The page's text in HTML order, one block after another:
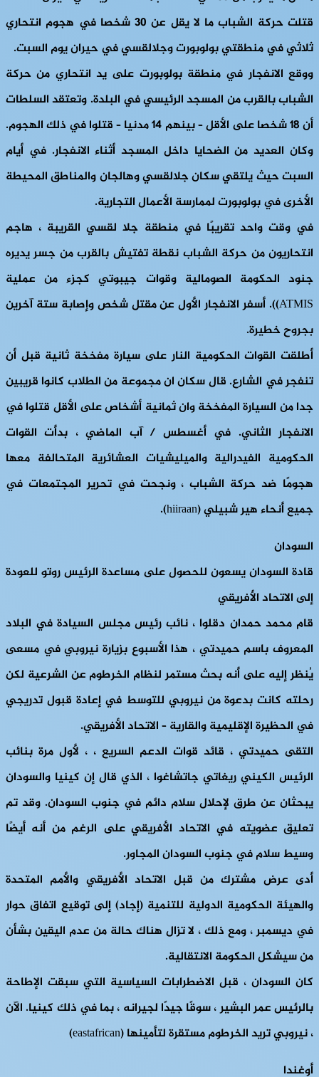
قتلت حركة الشباب ما لا يقل عن 30 شخصا في هجوم انتحاري
ثلاثي في منطقتي بولوبورت وجلالقسي في حيران يوم السبت.
ووقع الانفجار في منطقة بولوبورت على يد انتحاري من حركة
الشباب بالقرب من المسجد الرئيسي في البلدة. وتعتقد السلطات
أن 18 شخصا على الأقل – بينهم 14 مدنيا – قتلوا في ذلك الهجوم.
وكان العديد من الضحايا داخل المسجد أثناء الانفجار. في أيام
السبت حيث يلتقي سكان جلالقسي وهالجان والمناطق المحيطة
الأخرى في بولوبورت لممارسة الأعمال التجارية.
في وقت واحد تقريبًا في منطقة جلا لقسي القريبة ، هاجم
انتحاريون من حركة الشباب نقطة تفتيش بالقرب من جسر يديره
جنود الحكومة الصومالية وقوات جيبوتي كجزء من عملية
ATMIS)). أسفر الانفجار الأول عن مقتل شخص وإصابة ستة آخرين
بجروح خطيرة.
أطلقت القوات الحكومية النار على سيارة مفخخة ثانية قبل أن
تنفجر في الشارع. قال سكان ان مجموعة من الطلاب كانوا قريبين
جدا من السيارة المفخخة وان ثمانية أشخاص على الأقل قتلوا في
الانفجار الثاني. في أغسطس / آب الماضي ، بدأت القوات
الحكومية الفيدرالية والميليشيات العشائرية المتحالفة معها
هجومًا ضد حركة الشباب ، ونجحت في تحرير المجتمعات في
جميع أنحاء هير شبيلي (hiiraan).
السودان
قادة السودان يسعون للحصول على مساعدة الرئيس روتو للعودة
إلى الاتحاد الأفريقي
قام محمد حمدان دقلوا ، نائب رئيس مجلس السيادة في البلاد
المعروف باسم حميدتي ، هذا الأسبوع بزيارة نيروبي في مسعى
يُنظر إليه على أنه بحث مستمر لنظام الخرطوم عن الشرعية لكن
رحلته كانت بدعوة من نيروبي للتوسط في إعادة قبول تدريجي
في الحظيرة الإقليمية والقارية – الاتحاد الأفريقي.
التقى حميدتي ، قائد قوات الدعم السريع ، ، لأول مرة بنائب
الرئيس الكيني ريغاتي جاتشاغوا ، الذي قال إن كينيا والسودان
يبحثان عن طرق لإحلال سلام دائم في جنوب السودان. وقد تم
تعليق عضويته في الاتحاد الأفريقي على الرغم من أنه أيضًا
وسيط سلام في جنوب السودان المجاور.
أدى عرض مشترك من قبل الاتحاد الأفريقي والأمم المتحدة
والهيئة الحكومية الدولية للتنمية (إجاد) إلى توقيع اتفاق حوار
في ديسمبر ، ومع ذلك ، لا تزال هناك حالة من عدم اليقين بشأن
من سيشكل الحكومة الانتقالية.
كان السودان ، قبل الاضطرابات السياسية التي سبقت الإطاحة
بالرئيس عمر البشير ، سوقًا جيدًا لجيرانه ، بما في ذلك كينيا. الآن
، نيروبي تريد الخرطوم مستقرة لتأمينها (eastafrican)
أوغندا